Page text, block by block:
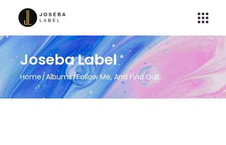
Joseba Label
Home Albums Follow Me, And Find Out…